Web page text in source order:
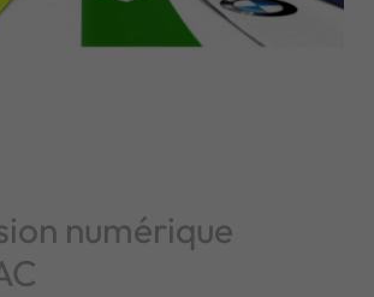
numérique